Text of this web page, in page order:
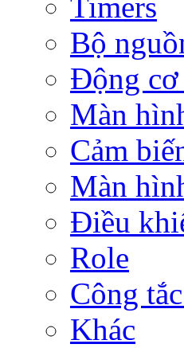
Timers
Bộ
Động cơ
Màn
Cảm
Màn
Điều
Role
Công
Khác